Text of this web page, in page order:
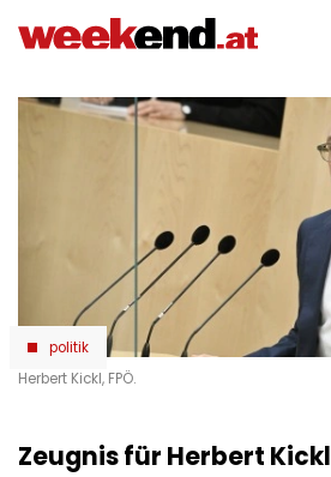
zum
politik
Herbert Kickl, FPÖ.
Zeugnis für Herbert Kickl